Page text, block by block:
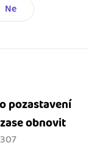
Ne
pozastavení
obnovit
307